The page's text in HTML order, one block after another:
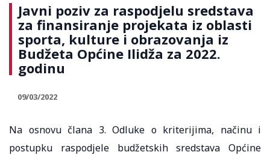
Javni poziv za raspodjelu sredstava
za finansiranje projekata iz oblasti
sporta, kulture i obrazovanja iz
Budžeta Općine Ilidža za 2022.
godinu
09/03/2022
Na osnovu člana 3. Odluke o kriterijima, načinu i
postupku raspodjele budžetskih sredstava Općine